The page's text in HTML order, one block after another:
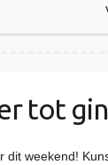
tot
dit weekend!